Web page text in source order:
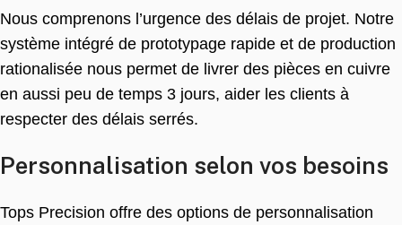
Nous comprenons l’urgence des délais de projet. Notre
système intégré de prototypage rapide et de production
rationalisée nous permet de livrer des pièces en cuivre
en aussi peu de temps 3 jours, aider les clients à
respecter des délais serrés.
Personnalisation selon vos besoins
Tops Precision offre des options de personnalisation